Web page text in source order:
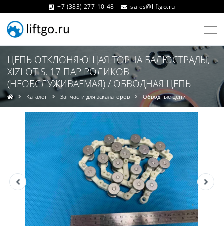
+7 (383) 277-10-48 sales@liftgo.ru
ЦЕПЬ ОТКЛОНЯЮЩАЯ ТОРЦА БАЛЮСТРАДЫ,
XIZI OTIS, 17 ПАР РОЛИКОВ
(НЕОБСЛУЖИВАЕМАЯ) / ОБВОДНАЯ ЦЕПЬ
Каталог Запчасти для эскалаторов Обводные цепи